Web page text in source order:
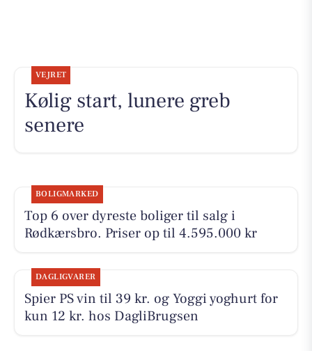
VEJRET
Kølig start, lunere greb
senere
BOLIGMARKED
Top 6 over dyreste boliger til salg i
Rødkærsbro. Priser op til 4.595.000 kr
DAGLIGVARER
Spier PS vin til 39 kr. og Yoggi yoghurt for
kun 12 kr. hos DagliBrugsen